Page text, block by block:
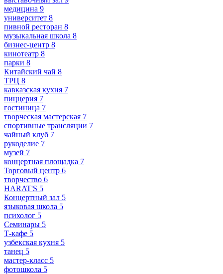
медицина 9
университет 8
пивной ресторан 8
музыкальная школа 8
бизнес-центр 8
кинотеатр 8
парки 8
Китайский чай 8
ТРЦ 8
кавказская кухня 7
пиццерия 7
гостиница 7
творческая мастерская 7
спортивные трансляции 7
чайный клуб 7
рукоделие 7
музей 7
концертная площадка 7
Торговый центр 6
творчество 6
HARAT'S 5
Концертный зал 5
языковая школа 5
психолог 5
Семинары 5
Т-кафе 5
узбекская кухня 5
танец 5
мастер-класс 5
фотошкола 5